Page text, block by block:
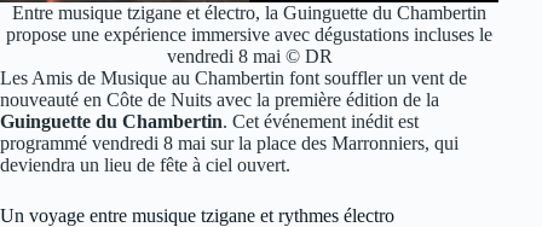
Entre musique tzigane et électro, la Guinguette du Chambertin
propose une expérience immersive avec dégustations incluses le
vendredi 8 mai © DR
Les Amis de Musique au Chambertin font souffler un vent de
nouveauté en Côte de Nuits avec la première édition de la
Guinguette du Chambertin. Cet événement inédit est
programmé vendredi 8 mai sur la place des Marronniers, qui
deviendra un lieu de fête à ciel ouvert.
Un voyage entre musique tzigane et rythmes électro